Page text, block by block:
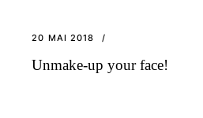
20 MAI 2018
Unmake-up your face!